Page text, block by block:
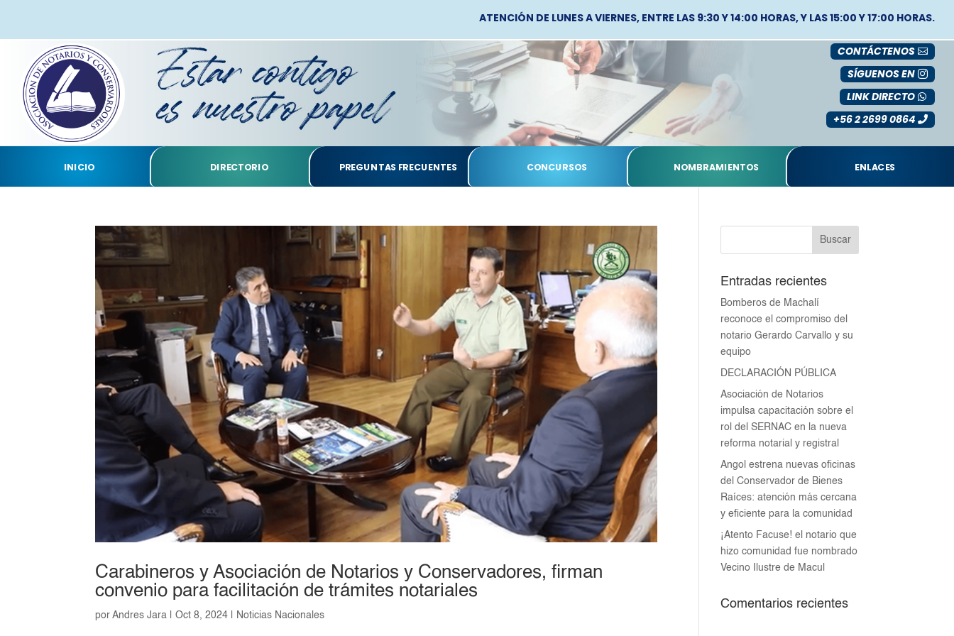
ATENCIÓN DE LUNES A VIERNES, ENTRE LAS 9:30 Y 14:00 HORAS, Y LAS 15:00 Y 17:00 HORAS.
CONTÁCTENOS
SÍGUENOS EN
LINK DIRECTO
+56 2 2699 0864
INICIO DIRECTORIO PREGUNTAS FRECUENTES CONCURSOS NOMBRAMIENTOS ENLACES
Carabineros y Asociación de Notarios y Conservadores, firman
convenio para facilitación de trámites notariales
porAndres Jara |Oct 8, 2024 Noticias Nacionales
Entradas recientes
Bomberos de Machalí
reconoce el compromiso del
notario Gerardo Carvallo y su
equipo
DECLARACIÓN PÚBLICA
Asociación de Notarios
impulsa capacitación sobre el
rol del SERNAC en la nueva
reforma notarial y registral
Angol estrena nuevas oficinas
del Conservador de Bienes
Raíces: atención más cercana
y eficiente para la comunidad
¡Atento Facuse! el notario que
hizo comunidad fue nombrado
Vecino Ilustre de Macul
Comentarios recientes